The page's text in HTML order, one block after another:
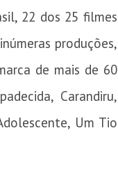
22 dos 25 filmes
produções,
de mais de 60
Carandiru,
Um Tio